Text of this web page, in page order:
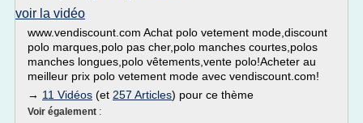
voir la vidéo
www.vendiscount.com Achat polo vetement mode,discount
polo marques,polo pas cher,polo manches courtes,polos
manches longues,polo vêtements,vente polo!Acheter au
meilleur prix polo vetement mode avec vendiscount.com!
→ 11 Vidéos (et 257 Articles) pour ce thème
Voir également :